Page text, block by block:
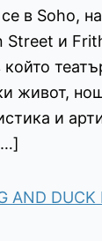
в Soho,
Street и
живот,
и
AND DUCK